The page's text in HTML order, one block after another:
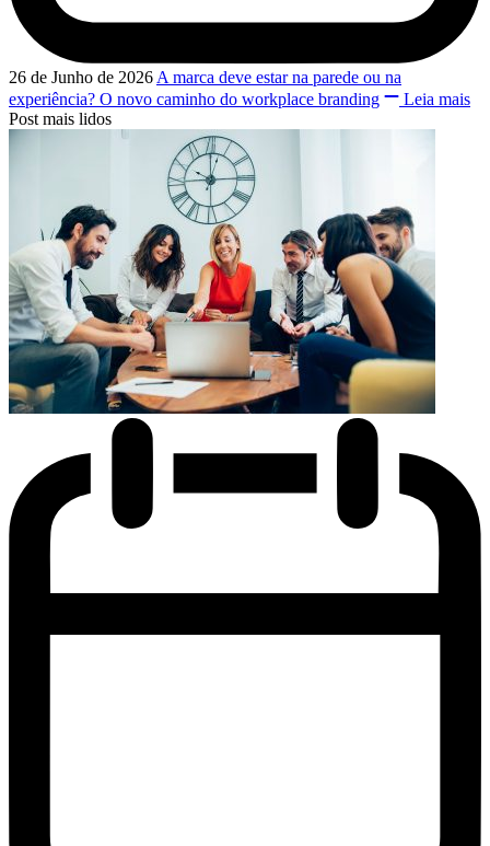
26 de Junho de 2026 A marca deve estar na parede ou na
experiência? O novo caminho do workplace branding
Leia mais
Post mais lidos